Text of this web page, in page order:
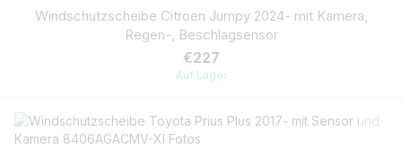
Windschutzscheibe Citroen Jumpy 2024- mit Kamera,
Regen-, Beschlagsensor
€227
Auf Lager